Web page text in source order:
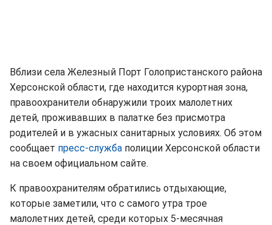
Вблизи села Железный Порт Голопристанского района
Херсонской области, где находится курортная зона,
правоохранители обнаружили троих малолетних
детей, проживавших в палатке без присмотра
родителей и в ужасных санитарных условиях. Об этом
сообщает пресс-служба полиции Херсонской области
на своем официальном сайте.
К правоохранителям обратились отдыхающие,
которые заметили, что с самого утра трое
малолетних детей, среди которых 5-месячная